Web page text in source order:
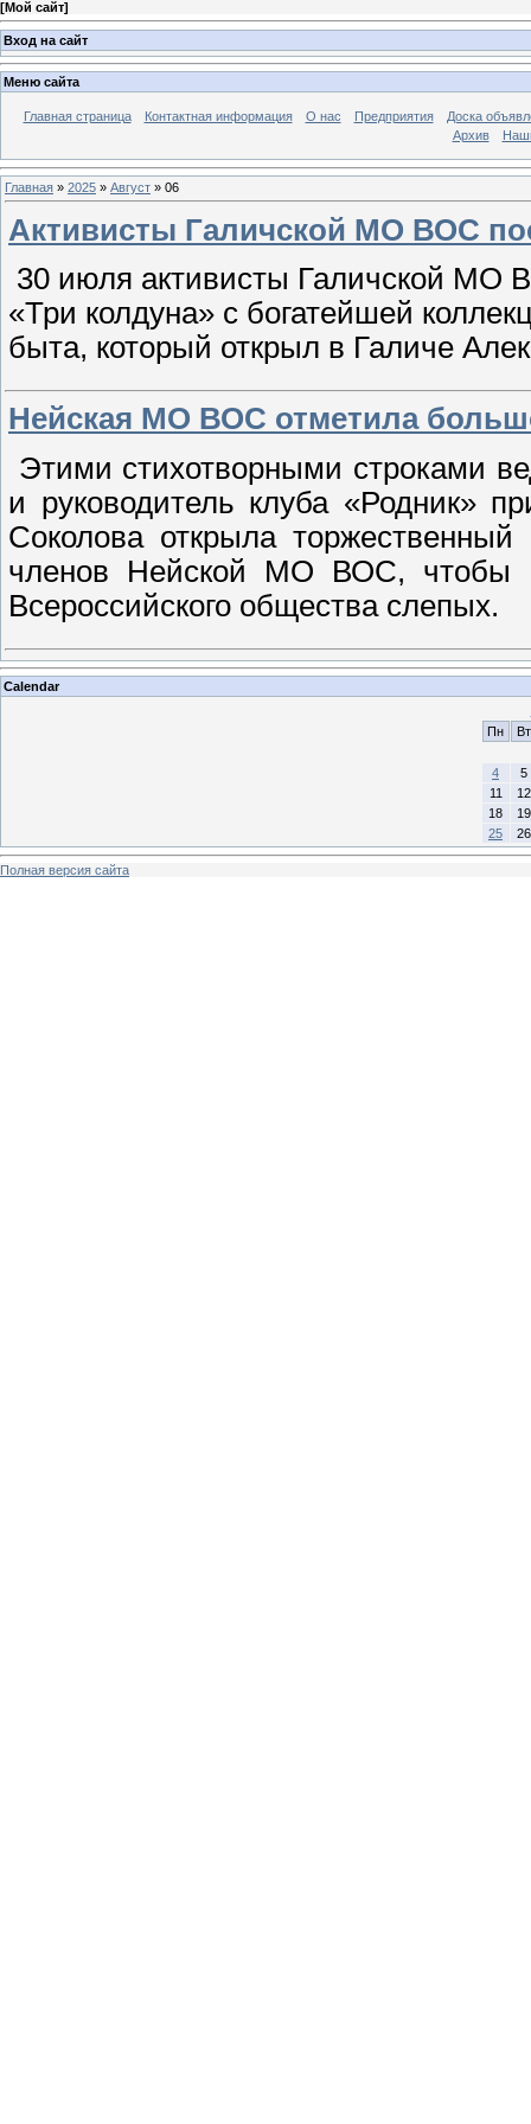
[Мой сайт]
Вход на сайт
Меню сайта
Главная страница Контактная информация О нас Предприятия
Доска
Архив
Главная » 2025 » Август » 06
Активисты Галичской МО ВОС
30 июля активисты Галичской МО
«Три колдуна» с богатейшей
быта, который открыл в Галиче
Нейская МО ВОС отметила
Этими стихотворными строками
и руководитель клуба «Родник»
Соколова открыла
членов Нейской МО ВОС, чтобы
Всероссийского общества слепых.
Calendar
Пн
Вт
4
5
11
12
18
19
25
26
Полная версия сайта